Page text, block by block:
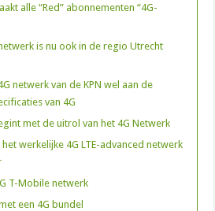
alle “Red” abonnementen “4G-
is nu ook in de regio Utrecht
netwerk van de KPN wel aan de
van 4G
met de uitrol van het 4G Netwerk
het werkelijke 4G LTE-advanced netwerk
T-Mobile netwerk
een 4G bundel